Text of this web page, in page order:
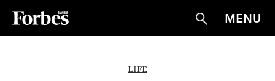
Suche
MENU
LIFE